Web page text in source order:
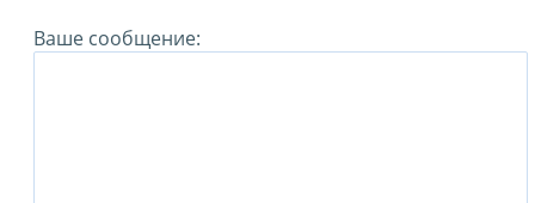
Ваше сообщение: